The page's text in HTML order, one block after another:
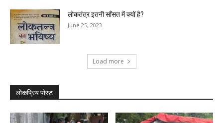
लोकतंत्र इतनी सॉंसत में क्यों है?
June 25, 2023
Load more
लोकप्रिय पोस्ट